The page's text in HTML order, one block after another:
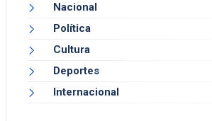
Nacional
Política
Cultura
Deportes
Internacional